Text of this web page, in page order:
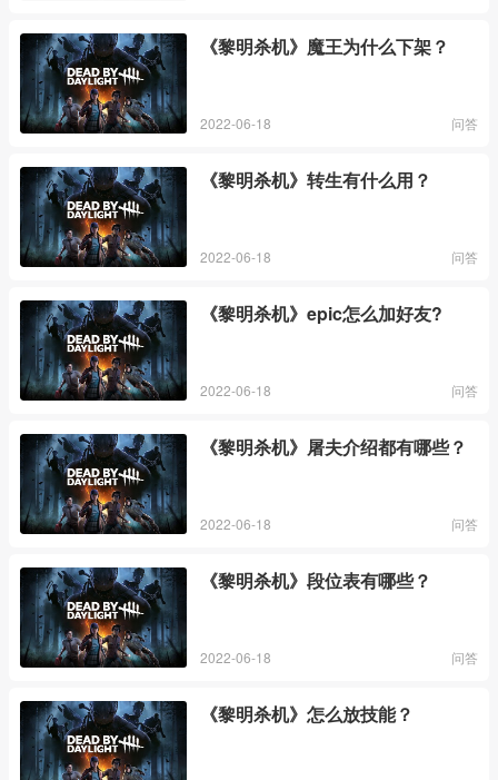
《黎明杀机》魔王为什么下架？
2022-06-18 问答
《黎明杀机》转生有什么用？
2022-06-18 问答
《黎明杀机》epic怎么加好友?
2022-06-18 问答
《黎明杀机》屠夫介绍都有哪些？
2022-06-18 问答
《黎明杀机》段位表有哪些？
2022-06-18 问答
《黎明杀机》怎么放技能？